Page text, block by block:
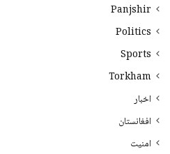
Panjshir
Politics
Sports
Torkham
اخبار
افغانستان
امنیت